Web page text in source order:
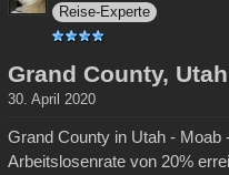
Reise-Experte
Grand County, Utah
30. April 2020
Grand County in Utah - Moab
Arbeitslosenrate von 20%